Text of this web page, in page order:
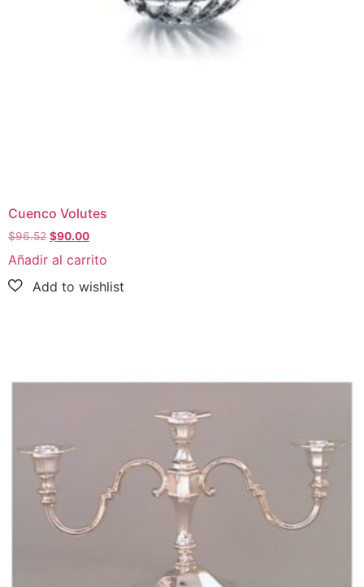
Cuenco Volutes
$96.52 $90.00
Añadir al carrito